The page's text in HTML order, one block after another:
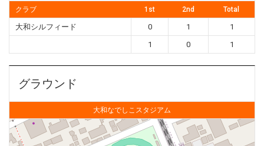
クラブ 1st 2nd Total
大和シルフィード 0 1
1
1
0 1
グラウンド
大和なでしこスタジアム